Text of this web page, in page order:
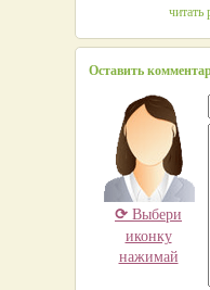
читать
Оставить
⟳ Выбери
иконку
нажимай